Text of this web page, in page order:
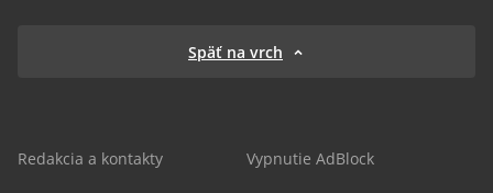
Späť na vrch
Redakcia a kontakty Vypnutie AdBlock